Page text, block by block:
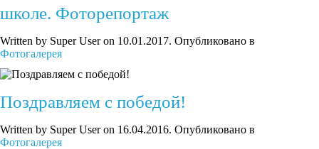
школе. Фоторепортаж
Written by Super User on 10.01.2017. Опубликовано в
Фотогалерея
Поздравляем с победой!
Written by Super User on 16.04.2016. Опубликовано в
Фотогалерея